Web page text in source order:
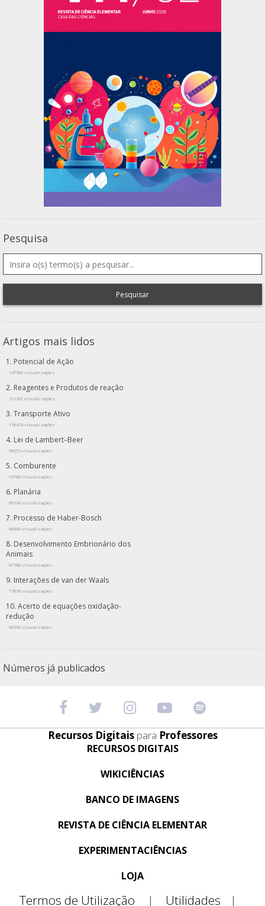
Pesquisa
Pesquisar
Artigos mais lidos
Potencial de Ação
147560 visualizações
Reagentes e Produtos de reação
121201 visualizações
Transporte Ativo
118474 visualizações
Lei de Lambert–Beer
96953 visualizações
Comburente
93766 visualizações
Planária
89749 visualizações
Processo de Haber-Bosch
89009 visualizações
Desenvolvimento Embrionário dos
Animais
87786 visualizações
Interações de van der Waals
77818 visualizações
Acerto de equações oxidação-
redução
66390 visualizações
Números já publicados
Recursos Digitais para Professores
RECURSOS DIGITAIS
WIKICIÊNCIAS
BANCO DE IMAGENS
REVISTA DE CIÊNCIA ELEMENTAR
EXPERIMENTACIÊNCIAS
LOJA
Termos de Utilização | Utilidades |